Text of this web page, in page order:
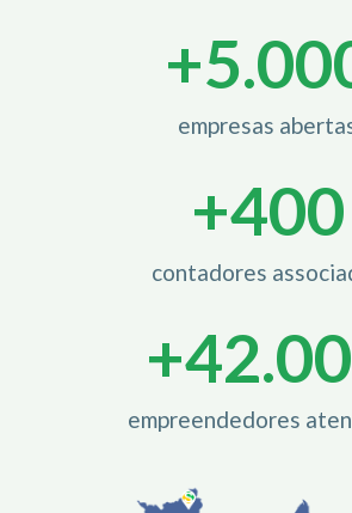
empresas
+
contadores
+400
empreendedores
+